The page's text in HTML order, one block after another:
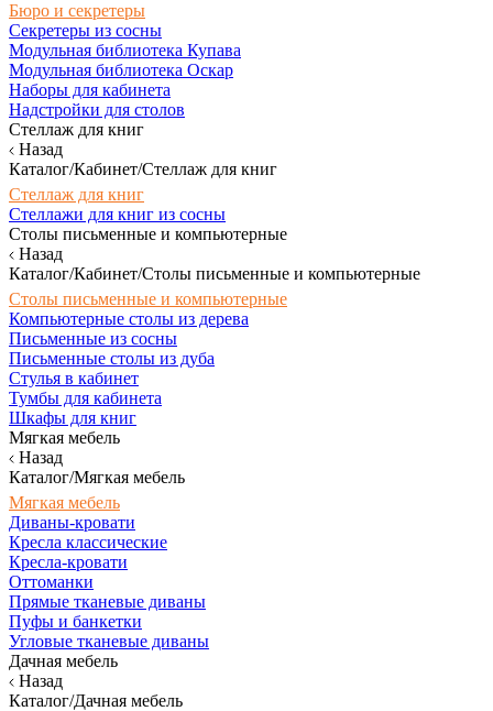
Бюро и секретеры
Секретеры из сосны
Модульная библиотека Купава
Модульная библиотека Оскар
Наборы для кабинета
Надстройки для столов
Стеллаж для книг
Назад
Каталог/Кабинет/Стеллаж для книг
Стеллаж для книг
Стеллажи для книг из сосны
Столы письменные и компьютерные
Назад
Каталог/Кабинет/Столы письменные и компьютерные
Столы письменные и компьютерные
Компьютерные столы из дерева
Письменные из сосны
Письменные столы из дуба
Стулья в кабинет
Тумбы для кабинета
Шкафы для книг
Мягкая мебель
Назад
Каталог/Мягкая мебель
Мягкая мебель
Диваны-кровати
Кресла классические
Кресла-кровати
Оттоманки
Прямые тканевые диваны
Пуфы и банкетки
Угловые тканевые диваны
Дачная мебель
Назад
Каталог/Дачная мебель